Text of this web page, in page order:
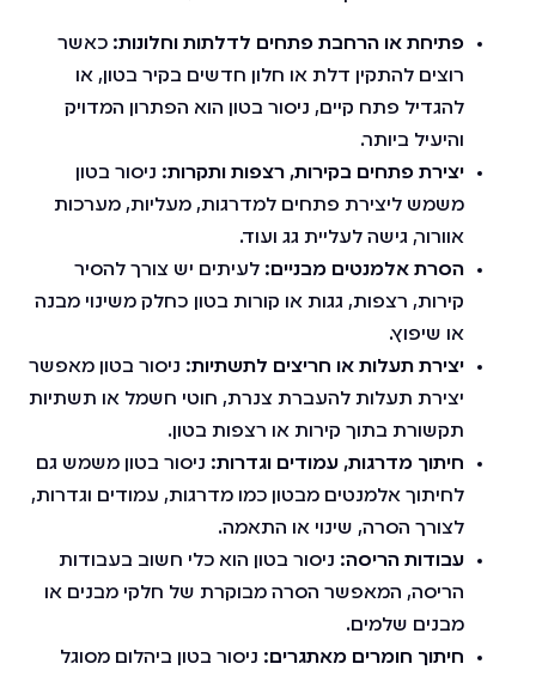
פתיחת או הרחבת פתחים לדלתות וחלונות: כאשר
רוצים להתקין דלת או חלון חדשים בקיר בטון, או
להגדיל פתח קיים, ניסור בטון הוא הפתרון המדויק
והיעיל ביותר.
יצירת פתחים בקירות, רצפות ותקרות: ניסור בטון
משמש ליצירת פתחים למדרגות, מעליות, מערכות
אוורור, גישה לעליית גג ועוד.
הסרת אלמנטים מבניים: לעיתים יש צורך להסיר
קירות, רצפות, גגות או קורות בטון כחלק משינוי מבנה
או שיפוץ.
יצירת תעלות או חריצים לתשתיות: ניסור בטון מאפשר
יצירת תעלות להעברת צנרת, חוטי חשמל או תשתיות
תקשורת בתוך קירות או רצפות בטון.
חיתוך מדרגות, עמודים וגדרות: ניסור בטון משמש גם
לחיתוך אלמנטים מבטון כמו מדרגות, עמודים וגדרות,
לצורך הסרה, שינוי או התאמה.
עבודות הריסה: ניסור בטון הוא כלי חשוב בעבודות
הריסה, המאפשר הסרה מבוקרת של חלקי מבנים או
מבנים שלמים.
חיתוך חומרים מאתגרים: ניסור בטון ביהלום מסוגל